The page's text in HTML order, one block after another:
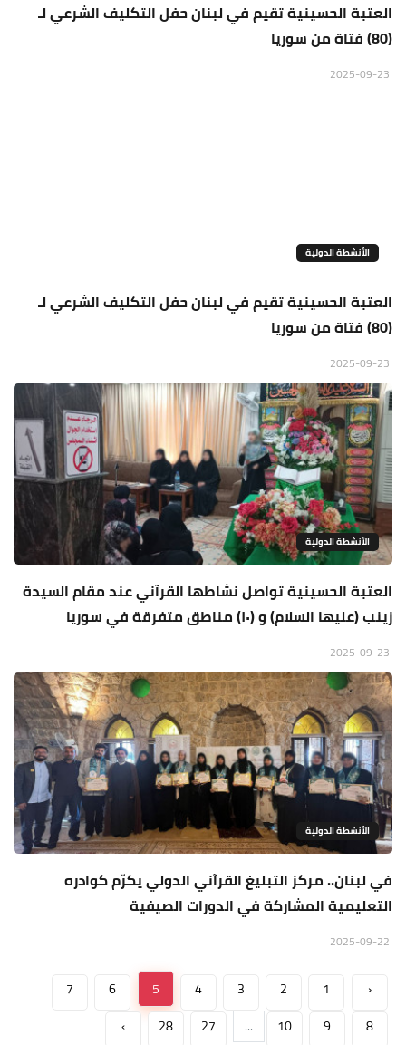
العتبة الحسينية تقيم في لبنان حفل التكليف الشرعي لـ
(80) فتاة من سوريا
الأنشطة الدولية
العتبة الحسينية تقيم في لبنان حفل التكليف الشرعي لـ
(80) فتاة من سوريا
الأنشطة الدولية
العتبة الحسينية تواصل نشاطها القرآني عند مقام السيدة
زينب (عليها السلام) و (١٠) مناطق متفرقة في سوريا
الأنشطة الدولية
في لبنان.. مركز التبليغ القرآني الدولي يكرّم كوادره
التعليمية المشاركة في الدورات الصيفية
‹
1
2
3
4
5
6
7
8
9
10
...
27
28
›